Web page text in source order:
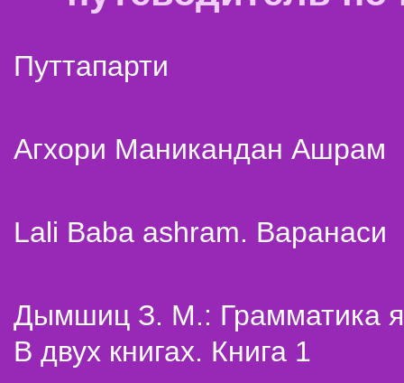
Путтапарти
Агхори Маникандан Ашрам
Lali Baba ashram. Варанаси
Дымшиц З. М.: Грамматика
В двух книгах. Книга 1